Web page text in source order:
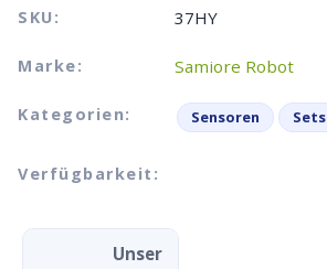
SKU: 37HY
Marke: Samiore Robot
Kategorien: Sensoren Sets
Verfügbarkeit:
Unser